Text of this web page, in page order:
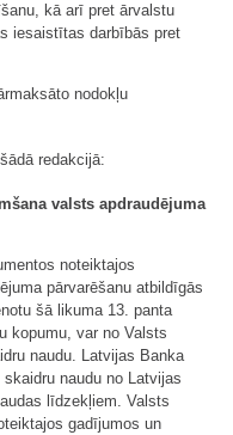
kā arī pret ārvalstu
iesaistītas darbībās pret
nodokļu
redakcijā:
valsts apdraudējuma
noteiktajos
pārvarēšanu atbildīgās
šā likuma 13. panta
kopumu, var no Valsts
naudu. Latvijas Banka
naudu no Latvijas
līdzekļiem. Valsts
gadījumos un